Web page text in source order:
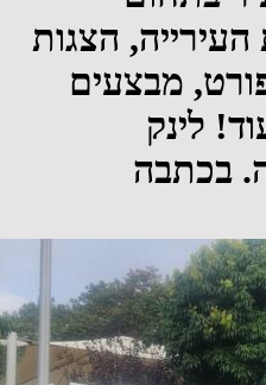
הצגות
מבצעים
לינק
בכתבה